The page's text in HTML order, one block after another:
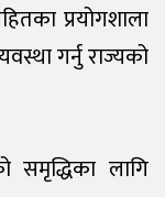
प्रयोगशाला
गर्नु राज्यको
समृद्धिका लागि